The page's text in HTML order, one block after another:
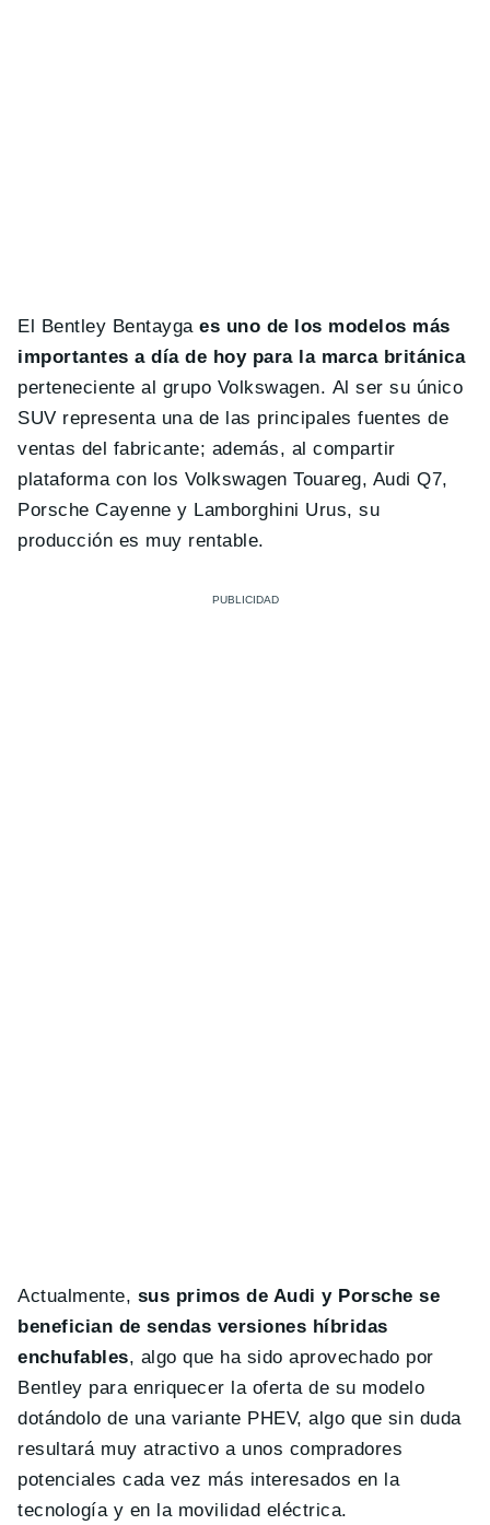
El Bentley Bentayga es uno de los modelos más
importantes a día de hoy para la marca británica
perteneciente al grupo Volkswagen. Al ser su único
SUV representa una de las principales fuentes de
ventas del fabricante; además, al compartir
plataforma con los Volkswagen Touareg, Audi Q7,
Porsche Cayenne y Lamborghini Urus, su
producción es muy rentable.
Actualmente, sus primos de Audi y Porsche se
benefician de sendas versiones híbridas
enchufables, algo que ha sido aprovechado por
Bentley para enriquecer la oferta de su modelo
dotándolo de una variante PHEV, algo que sin duda
resultará muy atractivo a unos compradores
potenciales cada vez más interesados en la
tecnología y en la movilidad eléctrica.